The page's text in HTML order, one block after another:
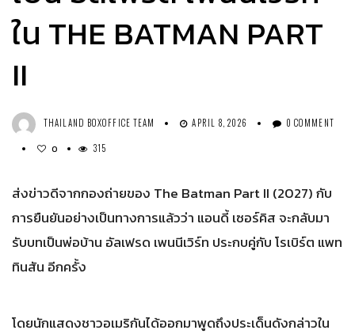
ใน THE BATMAN PART
II
THAILAND BOXOFFICE TEAM APRIL 8, 2026 0 COMMENT
0 315
ส่งข่าวดีจากกองถ่ายของ The Batman Part II (2027) กับ
การยืนยันอย่างเป็นทางการแล้วว่า แอนดี้ เซอร์คิส จะกลับมา
รับบทเป็นพ่อบ้าน อัลเฟรด เพนนีเวิร์ท ประกบคู่กับ โรเบิร์ต แพท
ทินสัน อีกครั้ง
โดยนักแสดงชาวอเมริกันได้ออกมาพูดถึงประเด็นดังกล่าวใน